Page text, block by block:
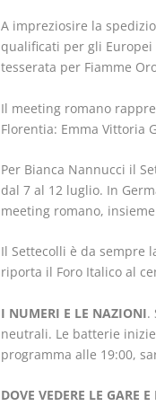
A impreziosire la
qualificati per gli Europei
tesserata per Fiamme
Il meeting romano
Florentia: Emma Vittoria
Per Bianca Nannucci il
dal 7 al 12 luglio. In
meeting romano,
Il Settecolli è da sempre
riporta il Foro Italico al
I NUMERI E LE NAZIONI.
neutrali. Le batterie
programma alle 19:00,
DOVE VEDERE LE GARE